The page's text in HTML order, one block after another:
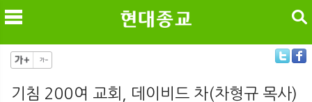
검색
기침 200여 교회, 데이비드 차(차형규 목사)